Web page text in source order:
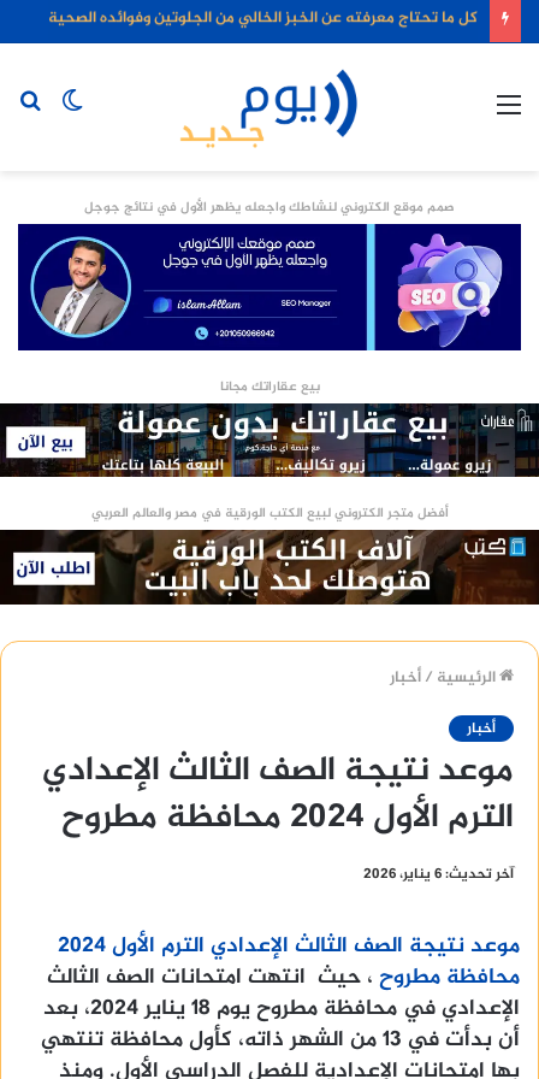
كل ما تحتاج معرفته عن الخبز الخالي من الجلوتين وفوائده الصحية
الوضع
صمم موقع الكتروني لنشاطك واجعله يظهر الأول في نتائج جوجل
بيع عقاراتك مجانا
أفضل متجر الكتروني لبيع الكتب الورقية في مصر والعالم العربي
الرئيسية /أخبار
أخبار
موعد نتيجة الصف الثالث الإعدادي
الترم الأول 2024 محافظة مطروح
آخر تحديث: 6 يناير، 2026
موعد نتيجة الصف الثالث الإعدادي الترم الأول 2024
محافظة مطروح ، حيث انتهت امتحانات الصف الثالث
الإعدادي في محافظة مطروح يوم 18 يناير 2024، بعد
أن بدأت في 13 من الشهر ذاته، كأول محافظة تنتهي